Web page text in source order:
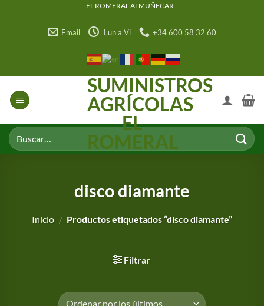
EL ROMERAL ALMUÑECAR
Email Lun a Vi +34 600 58 32 60
SUMINISTROS
AGRÍCOLAS
EL
ROMERAL
Buscar
por:
disco diamante
Inicio / Productos etiquetados “disco diamante”
Filtrar